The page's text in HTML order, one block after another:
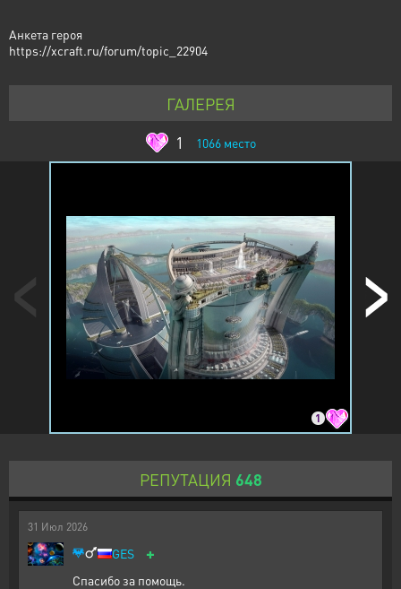
Анкета героя
https://xcraft.ru/forum/topic_22904
ГАЛЕРЕЯ
1
1066место
1
РЕПУТАЦИЯ 648
31 Июл 2026
GES +
Спасибо за помощь.